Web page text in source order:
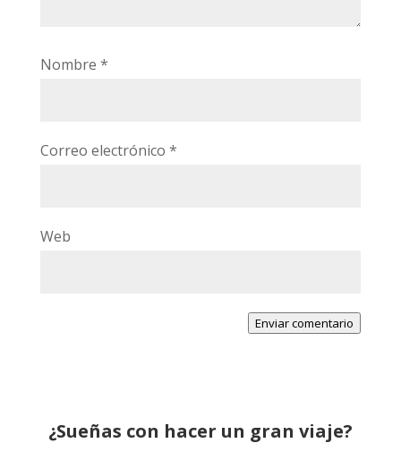
Nombre *
Correo electrónico *
Web
Enviar comentario
¿Sueñas con hacer un gran viaje?